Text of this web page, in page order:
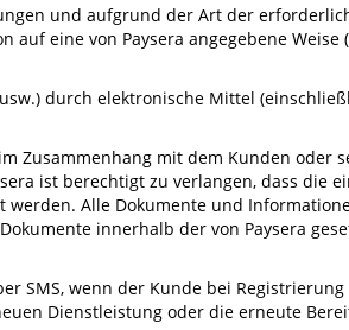
und aufgrund der Art der
eine von Paysera angegebene
durch elektronische Mittel
Zusammenhang mit dem Kunden oder
ist berechtigt zu verlangen, dass die
Alle Dokumente und
innerhalb der von Paysera
SMS, wenn der Kunde bei
Dienstleistung oder die erneute